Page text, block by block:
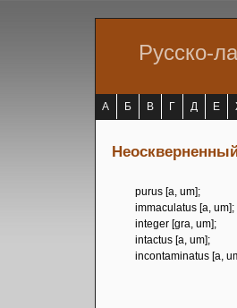
Русско-
А Б В Г Д Е
purus [a, um];
immaculatus [a, um];
integer [gra, um];
intactus [a, um];
incontaminatus [a,